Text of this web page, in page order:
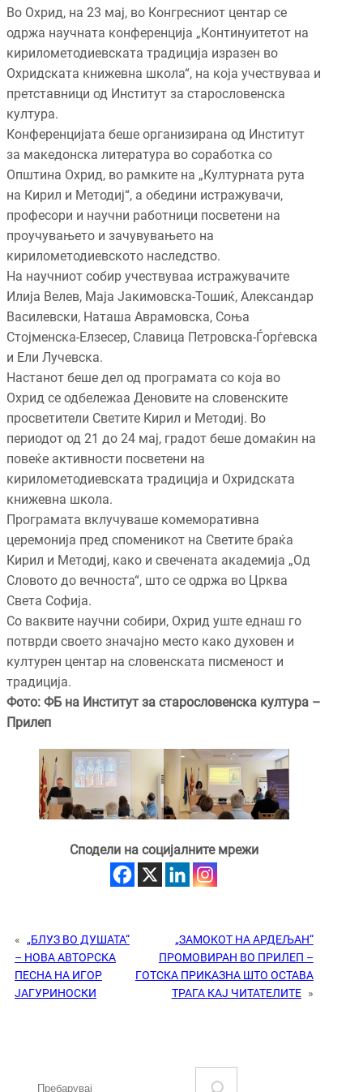
Во Охрид, на 23 мај, во Конгресниот центар се
одржа научната конференција „Континуитетот на
кирилометодиевската традиција изразен во
Охридската книжевна школа“, на која учествуваа и
претставници од Институт за старословенска
култура.
Конференцијата беше организирана од Институт
за македонска литература во соработка со
Општина Охрид, во рамките на „Културната рута
на Кирил и Методиј“, а обедини истражувачи,
професори и научни работници посветени на
проучувањето и зачувувањето на
кирилометодиевското наследство.
На научниот собир учествуваа истражувачите
Илија Велев, Маја Јакимовска-Тошиќ, Александар
Василевски, Наташа Аврамовска, Соња
Стојменска-Елзесер, Славица Петровска-Ѓорѓевска
и Ели Лучевска.
Настанот беше дел од програмата со која во
Охрид се одбележаа Деновите на словенските
просветители Светите Кирил и Методиј. Во
периодот од 21 до 24 мај, градот беше домаќин на
повеќе активности посветени на
кирилометодиевската традиција и Охридската
книжевна школа.
Програмата вклучуваше комеморативна
церемонија пред споменикот на Светите браќа
Кирил и Методиј, како и свечената академија „Од
Словото до вечноста“, што се одржа во Црква
Света Софија.
Со ваквите научни собири, Охрид уште еднаш го
потврди своето значајно место како духовен и
културен центар на словенската писменост и
традиција.
Фото: ФБ на Институт за старословенска култура –
Прилеп
Сподели на социјалните мрежи
« „БЛУЗ ВО ДУШАТА“
– НОВА АВТОРСКА
ПЕСНА НА ИГОР
ЈАГУРИНОСКИ
„ЗАМОКОТ НА АРДЕЉАН“
ПРОМОВИРАН ВО ПРИЛЕП –
ГОТСКА ПРИКАЗНА ШТО ОСТАВА
ТРАГА КАЈ ЧИТАТЕЛИТЕ »